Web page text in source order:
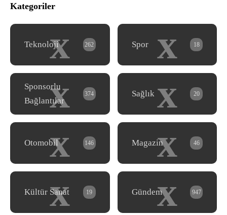
Kategoriler
x
Teknoloji 262 x
Spor 18
x
Sponsorlu
Bağlantılar
374 x
Sağlık 20
x
Otomobil 146 x
Magazin 46
x
Kültür Sanat 19 x
Gündem 947